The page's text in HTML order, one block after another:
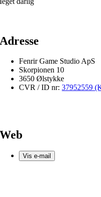
Adresse
Fenrir Game Studio ApS
Skorpionen 10
3650 Ølstykke
CVR / ID nr:37952559
Web
Vis e-mail